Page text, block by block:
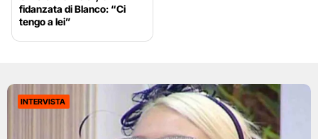
fidanzata di Blanco: “Ci
tengo a lei”
INTERVISTA